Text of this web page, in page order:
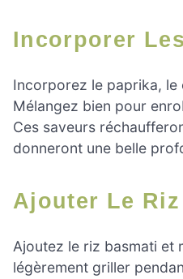
Incorporer
Incorporez le paprika, le
Mélangez bien pour
Ces saveurs
donneront une belle
Ajouter Le Riz
Ajoutez le riz basmati et
légèrement griller